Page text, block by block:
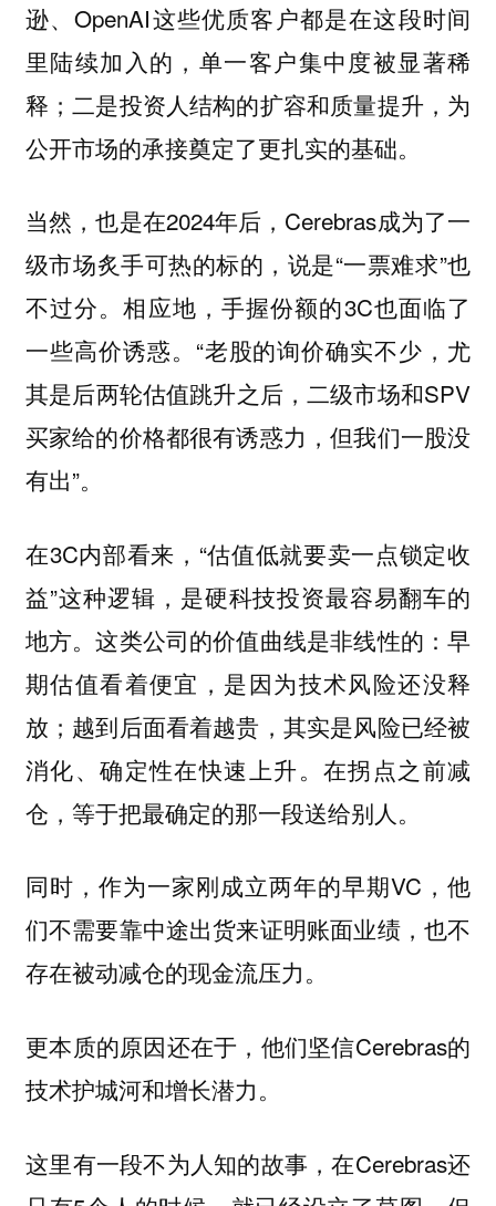
逊、OpenAI这些优质客户都是在这段时间
里陆续加入的，单一客户集中度被显著稀
释；二是投资人结构的扩容和质量提升，为
公开市场的承接奠定了更扎实的基础。
当然，也是在2024年后，Cerebras成为了一
级市场炙手可热的标的，说是“一票难求”也
不过分。相应地，手握份额的3C也面临了
一些高价诱惑。“老股的询价确实不少，尤
其是后两轮估值跳升之后，二级市场和SPV
买家给的价格都很有诱惑力，但我们一股没
有出”。
在3C内部看来，“估值低就要卖一点锁定收
益”这种逻辑，是硬科技投资最容易翻车的
地方。这类公司的价值曲线是非线性的：早
期估值看着便宜，是因为技术风险还没释
放；越到后面看着越贵，其实是风险已经被
消化、确定性在快速上升。在拐点之前减
仓，等于把最确定的那一段送给别人。
同时，作为一家刚成立两年的早期VC，他
们不需要靠中途出货来证明账面业绩，也不
存在被动减仓的现金流压力。
更本质的原因还在于，他们坚信Cerebras的
技术护城河和增长潜力。
这里有一段不为人知的故事，在Cerebras还